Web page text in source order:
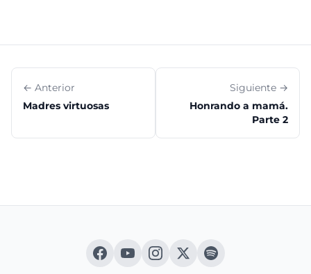
← Anterior
Madres virtuosas
Siguiente →
Honrando a mamá.
Parte 2